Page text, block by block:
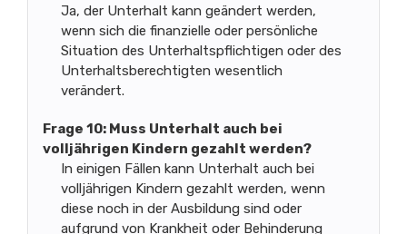
Ja, der Unterhalt kann geändert werden,
wenn sich die finanzielle oder persönliche
Situation des Unterhaltspflichtigen oder des
Unterhaltsberechtigten wesentlich
verändert.
Frage 10: Muss Unterhalt auch bei
volljährigen Kindern gezahlt werden?
In einigen Fällen kann Unterhalt auch bei
volljährigen Kindern gezahlt werden, wenn
diese noch in der Ausbildung sind oder
aufgrund von Krankheit oder Behinderung